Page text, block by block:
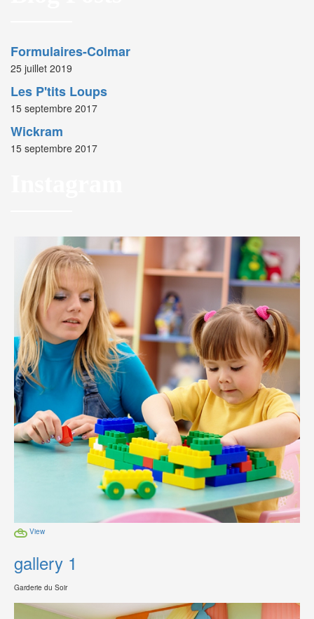
Formulaires-Colmar
25 juillet 2019
Les P'tits Loups
15 septembre 2017
Wickram
15 septembre 2017
View
gallery 1
Garderie du Soir